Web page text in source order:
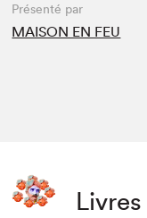
Présenté par
MAISON EN FEU